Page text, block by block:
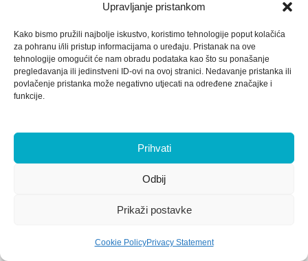
Upravljanje pristankom
Kako bismo pružili najbolje iskustvo, koristimo tehnologije poput kolačića
za pohranu i/ili pristup informacijama o uređaju. Pristanak na ove
tehnologije omogućit će nam obradu podataka kao što su ponašanje
pregledavanja ili jedinstveni ID-ovi na ovoj stranici. Nedavanje pristanka ili
povlačenje pristanka može negativno utjecati na određene značajke i
funkcije.
Prihvati
Odbij
Prikaži postavke
Cookie PolicyPrivacy Statement